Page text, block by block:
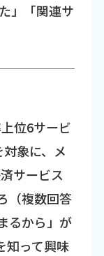
」「関連サ
位6サービ
象に、メ
サービス
（複数回答
るから」が
知って興味